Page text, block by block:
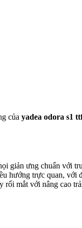
của yadea odora s1
giản ưng chuẩn với
hướng trực quan, với
rối mắt với nâng cao